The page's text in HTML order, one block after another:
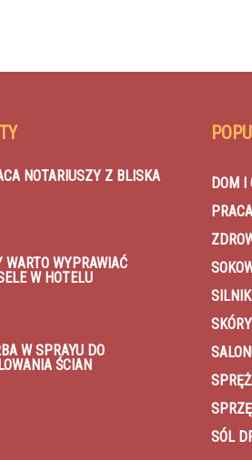
NOTARIUSZY Z BLISKA
WARTO WYPRAWIAĆ
W HOTELU
W SPRAYU DO
ŚCIAN
DOM I
SÓL